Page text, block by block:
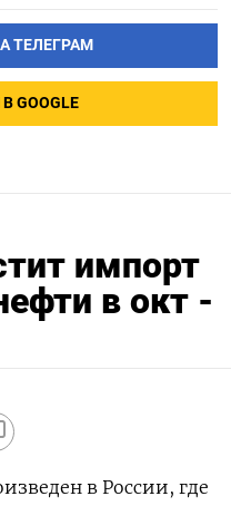
ТЕЛЕГРАМ
GOOGLE
импорт
в окт -
в России, где